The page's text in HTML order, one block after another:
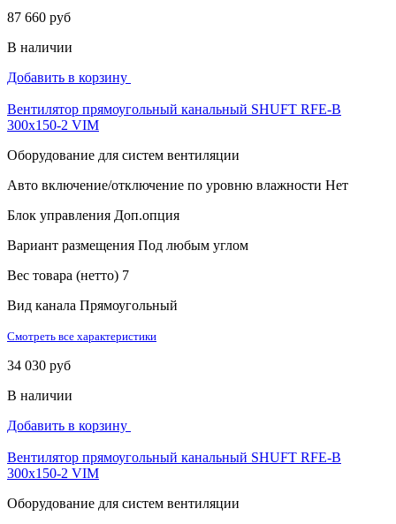
87 660 руб
В наличии
Добавить в корзину
Вентилятор прямоугольный канальный SHUFT RFE-B
300х150-2 VIM
Оборудование для систем вентиляции
Авто включение/отключение по уровню влажности Нет
Блок управления Доп.опция
Вариант размещения Под любым углом
Вес товара (нетто) 7
Вид канала Прямоугольный
Смотреть все характеристики
34 030 руб
В наличии
Добавить в корзину
Вентилятор прямоугольный канальный SHUFT RFE-B
300х150-2 VIM
Оборудование для систем вентиляции